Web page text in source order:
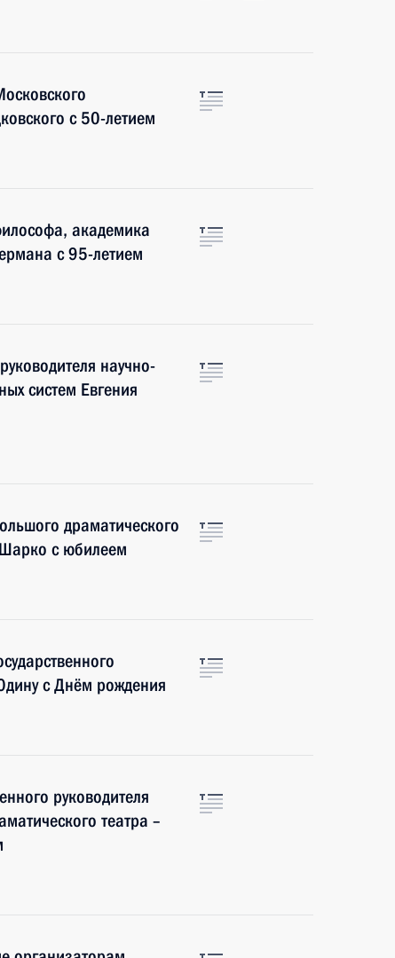
с 50-летием
академика
с 95-летием
научно-
систем Евгения
драматического
Шарко с юбилеем
с Днём рождения
руководителя
театра –